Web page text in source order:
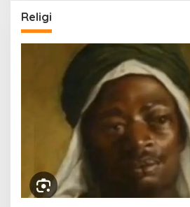
Religi